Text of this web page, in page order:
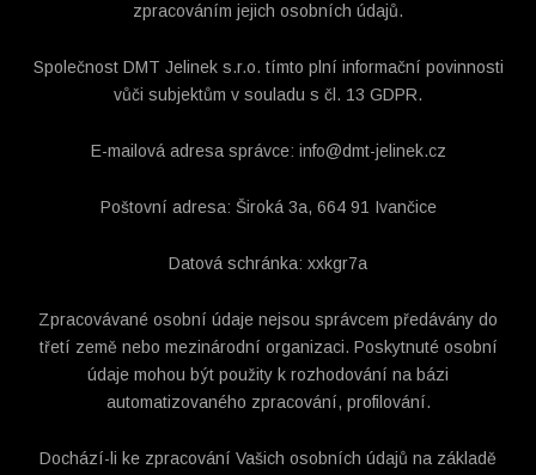
zpracováním jejich osobních údajů.
Společnost DMT Jelinek s.r.o. tímto plní informační povinnosti
vůči subjektům v souladu s čl. 13 GDPR.
E-mailová adresa správce: info@dmt-jelinek.cz
Poštovní adresa: Široká 3a, 664 91 Ivančice
Datová schránka: xxkgr7a
Zpracovávané osobní údaje nejsou správcem předávány do
třetí země nebo mezinárodní organizaci. Poskytnuté osobní
údaje mohou být použity k rozhodování na bázi
automatizovaného zpracování, profilování.
Dochází-li ke zpracování Vašich osobních údajů na základě